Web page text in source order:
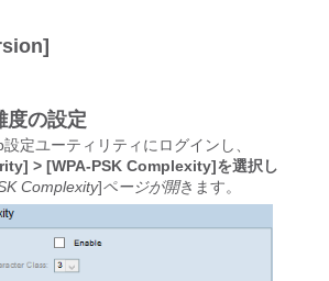
度の設定
定ユーティリティにログインし、
> [WPA-PSK Complexity]を選択し
Complexity]ページが開きます。